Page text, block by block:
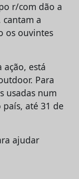
r/com dão a
cantam a
os ouvintes
ação, está
Para
usadas num
até 31 de